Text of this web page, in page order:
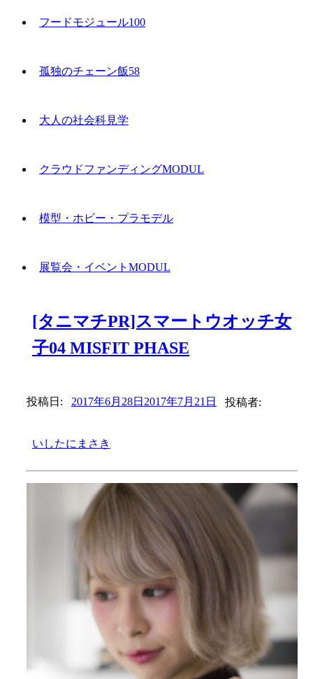
フードモジュール100
孤独のチェーン飯58
大人の社会科見学
クラウドファンディングMODUL
模型・ホビー・プラモデル
展覧会・イベントMODUL
[タニマチPR]スマートウオッチ女
子04 MISFIT PHASE
投稿日: 2017年6月28日 2017年7月21日 投稿者:
いしたにまさき